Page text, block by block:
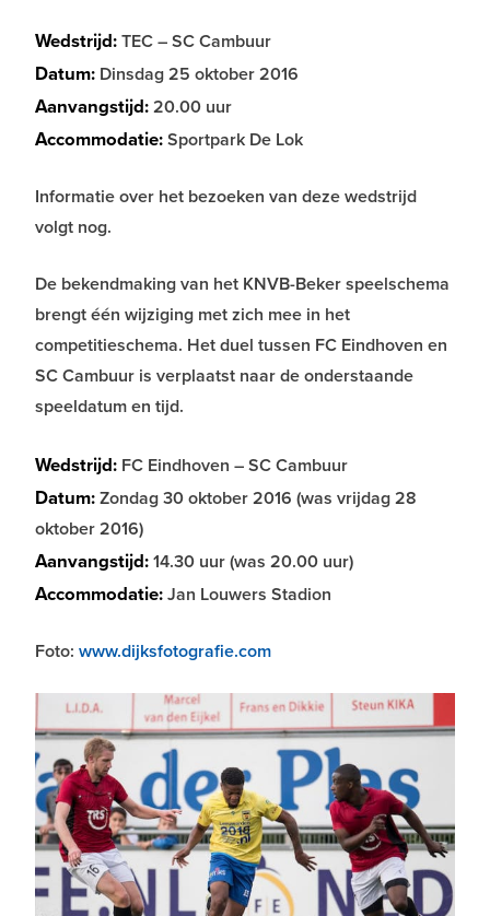
Wedstrijd:TEC – SC Cambuur
Datum: Dinsdag 25 oktober 2016
Aanvangstijd:20.00 uur
Accommodatie:Sportpark De Lok
Informatie over het bezoeken van deze wedstrijd
volgt nog.
De bekendmaking van het KNVB-Beker speelschema
brengt één wijziging met zich mee in het
competitieschema. Het duel tussen FC Eindhoven en
SC Cambuur is verplaatst naar de onderstaande
speeldatum en tijd.
Wedstrijd: FC Eindhoven – SC Cambuur
Datum:Zondag 30 oktober 2016 (was vrijdag 28
oktober 2016)
Aanvangstijd:14.30 uur (was 20.00 uur)
Accommodatie:Jan Louwers Stadion
Foto: www.dijksfotografie.com